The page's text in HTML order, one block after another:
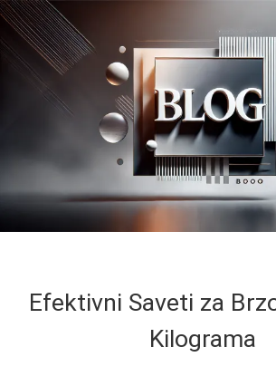
Efektivni Saveti za
Kilograma